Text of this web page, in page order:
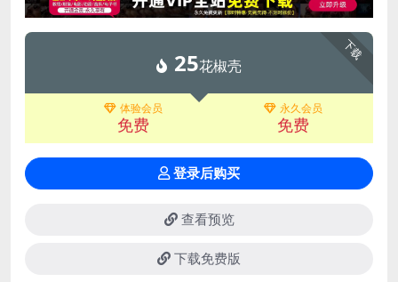
下载
25花椒壳
体验会员
免费
永久会员
免费
登录后购买
查看预览
下载免费版